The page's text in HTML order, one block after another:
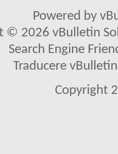
Powered by
© 2026 vBulletin
Search Engine
Traducere
Copyright